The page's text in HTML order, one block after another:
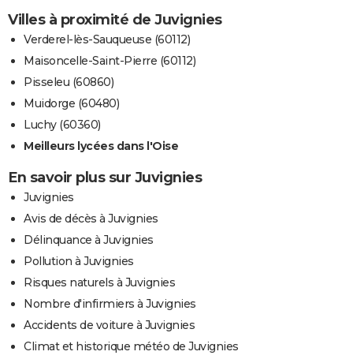
Villes à proximité de Juvignies
Verderel-lès-Sauqueuse (60112)
Maisoncelle-Saint-Pierre (60112)
Pisseleu (60860)
Muidorge (60480)
Luchy (60360)
Meilleurs lycées dans l'Oise
En savoir plus sur Juvignies
Juvignies
Avis de décès à Juvignies
Délinquance à Juvignies
Pollution à Juvignies
Risques naturels à Juvignies
Nombre d'infirmiers à Juvignies
Accidents de voiture à Juvignies
Climat et historique météo de Juvignies